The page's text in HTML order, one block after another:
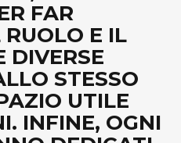
FAR
RUOLO E IL
DIVERSE
STESSO
UTILE
INFINE, OGNI